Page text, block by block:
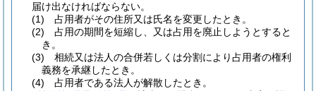
届け出なければならない。
(1)
占用者がその住所又は氏名を変更したとき。
(2)
占用の期間を短縮し、又は占用を廃止しようとすると
き。
(3)
相続又は法人の合併若しくは分割により占用者の権利
義務を承継したとき。
(4)
占用者である法人が解散したとき。